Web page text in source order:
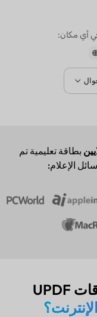
بطاقة تعليمية تم
الإعلام:
كيفية استخدام مولد بطاقات UPDF